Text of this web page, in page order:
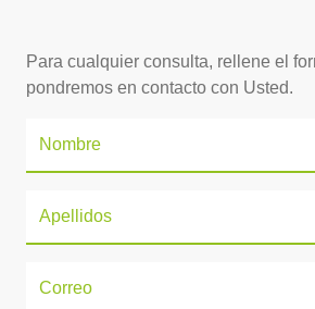
Para cualquier consulta, rellene el
pondremos en contacto con Usted.